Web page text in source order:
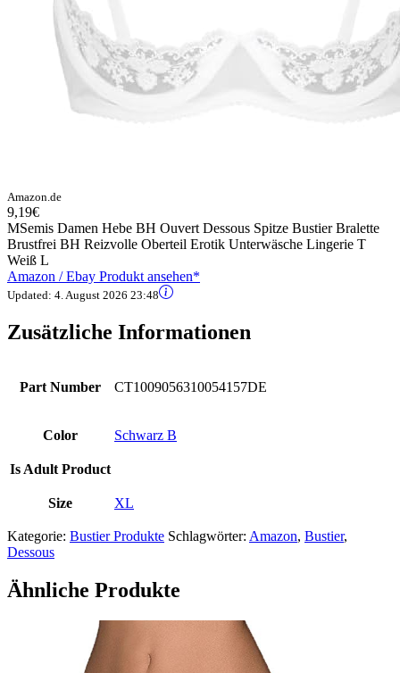
Amazon.de
9,19€
MSemis Damen Hebe BH Ouvert Dessous Spitze Bustier Bralette
Brustfrei BH Reizvolle Oberteil Erotik Unterwäsche Lingerie T
Weiß L
Amazon / Ebay Produkt ansehen*
Updated: 4. August 2026 23:48
Zusätzliche Informationen
Part Number CT1009056310054157DE
Color Schwarz B
Is Adult Product
Size XL
Kategorie: Bustier Produkte Schlagwörter: Amazon, Bustier,
Dessous
Ähnliche Produkte